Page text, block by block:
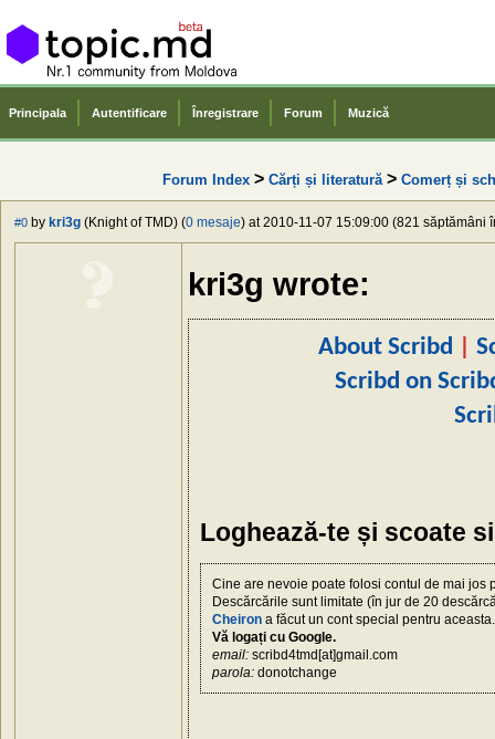
Principala Autentificare Înregistrare Forum Muzică
Forum Index > Cărți și literatură > Сomerț și
#0 by kri3g (Knight of TMD) (0 mesaje) at 2010-11-07 15:09:00 (821 săptămâni
kri3g wrote:
About Scribd
Scribd on
Loghează-te și scoate
Cine are nevoie poate folosi contul de mai jos
Descărcările sunt limitate (în jur de 20
Cheiron a făcut un cont special pentru aceasta.
Vă logați cu Google.
email: scribd4tmd[at]gmail.com
parola: donotchange